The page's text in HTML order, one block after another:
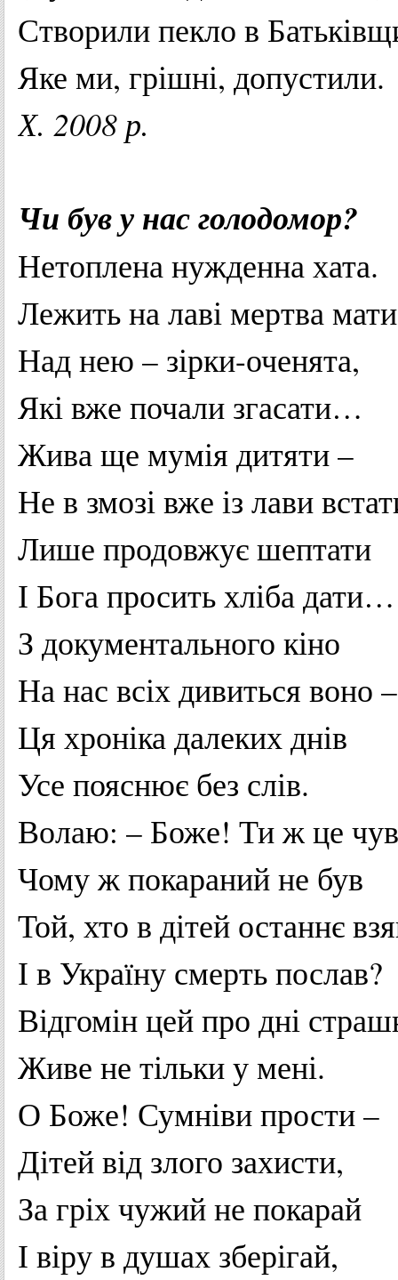
Створилипекло в
Яке ми, грішні, допустили.
Х. 2008 р.
Чи був у насголодомор?
Нетопленанужденнахата.
Лежитьналавімертвамати
Над нею – зірки-оченята,
Які вже почали згасати…
Живаще мумія дитяти–
Не в змозівже із лави
Лише продовжуєшептати
І Богапроситьхлібадати…
З документального кіно
Нанас всіхдивиться воно –
Ця хронікадалекихднів
Усе пояснює без слів.
Волаю: – Боже! Тижце
Чомужпокаранийне був
Той, хто в дітей останнє
І в Україну смертьпослав?
Відгомінцей про дні
Живе не тількиумені.
О Боже! Сумнівипрости–
Дітейвід злого захисти,
Загріхчужийне покарай
І вірув душах зберігай,